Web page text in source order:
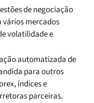
de negociação
vários mercados
volatilidade e
automatizada de
para outros
índices e
parceiras.